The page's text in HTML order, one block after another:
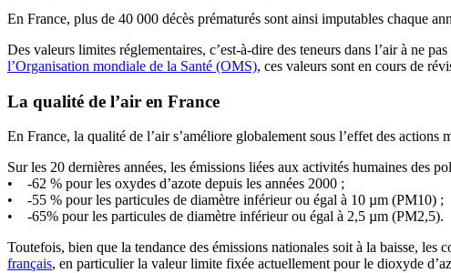
En France, plus de 40 000 décès prématurés sont ainsi imputables chaque
Des valeurs limites réglementaires, c’est-à-dire des teneurs dans l’air à ne
l’Organisation mondiale de la Santé (OMS), ces valeurs sont en cours de
La qualité de l’air en France
En France, la qualité de l’air s’améliore globalement sous l’effet des actions
Sur les 20 dernières années, les émissions liées aux activités humaines des
• -62 % pour les oxydes d’azote depuis les années 2000 ;
• -55 % pour les particules de diamètre inférieur ou égal à 10 µm (PM10) ;
• -65% pour les particules de diamètre inférieur ou égal à 2,5 µm (PM2,5).
Toutefois, bien que la tendance des émissions nationales soit à la baisse, les
français, en particulier la valeur limite fixée actuellement pour le dioxyde